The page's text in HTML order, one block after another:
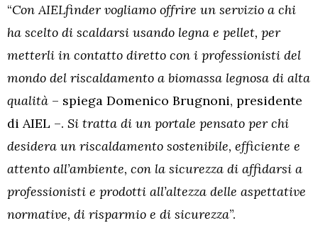
“Con AIELfinder vogliamo offrire un servizio a chi
ha scelto di scaldarsi usando legna e pellet, per
metterli in contatto diretto con i professionisti del
mondo del riscaldamento a biomassa legnosa di alta
qualità – spiega Domenico Brugnoni, presidente
di AIEL –. Si tratta di un portale pensato per chi
desidera un riscaldamento sostenibile, efficiente e
attento all’ambiente, con la sicurezza di affidarsi a
professionisti e prodotti all’altezza delle aspettative
normative, di risparmio e di sicurezza”.